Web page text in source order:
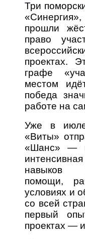
Три
прошли
право
проектах.
графе
местом
победа
работе на
Уже в
«Виты»
«Шанс» —
навыков
помощи,
условиях и
со всей
первый
проектах —